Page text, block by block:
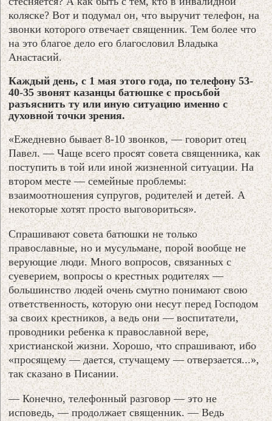
коляске? Вот и подумал он, что выручит телефон, на
звонки которого отвечает священник. Тем более что
на это благое дело его благословил Владыка
Анастасий.
Каждый день, с 1 мая этого года, по телефону 53-
40-35 звонят казанцы батюшке с просьбой
разъяснить ту или иную ситуацию именно с
духовной точки зрения.
«Ежедневно бывает 8-10 звонков, — говорит отец
Павел. — Чаще всего просят совета священника, как
поступить в той или иной жизненной ситуации. На
втором месте — семейные проблемы:
взаимоотношения супругов, родителей и детей. А
некоторые хотят просто выговориться».
Спрашивают совета батюшки не только
православные, но и мусульмане, порой вообще не
верующие люди. Много вопросов, связанных с
суеверием, вопросы о крестных родителях —
большинство людей очень смутно понимают свою
ответственность, которую они несут перед Господом
за своих крестников, а ведь они — воспитатели,
проводники ребенка к православной вере,
христианской жизни. Хорошо, что спрашивают, ибо
«просящему — дается, стучащему — отверзается...»,
так сказано в Писании.
— Конечно, телефонный разговор — это не
исповедь, — продолжает священник. — Ведь